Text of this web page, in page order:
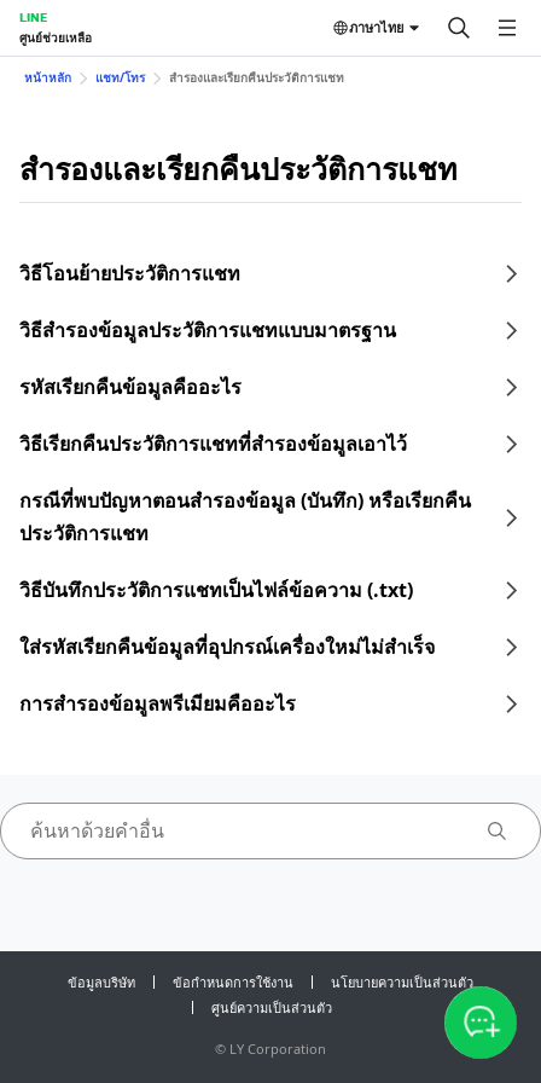
LINE
ศูนย์ช่วยเหลือ
ภาษาไทย
หน้าหลัก แชท/โทร สำรองและเรียกคืนประวัติการแชท
สำรองและเรียกคืนประวัติการแชท
วิธีโอนย้ายประวัติการแชท
วิธีสำรองข้อมูลประวัติการแชทแบบมาตรฐาน
รหัสเรียกคืนข้อมูลคืออะไร
วิธีเรียกคืนประวัติการแชทที่สำรองข้อมูลเอาไว้
กรณีที่พบปัญหาตอนสำรองข้อมูล (บันทึก) หรือเรียกคืน
ประวัติการแชท
วิธีบันทึกประวัติการแชทเป็นไฟล์ข้อความ (.txt)
ใส่รหัสเรียกคืนข้อมูลที่อุปกรณ์เครื่องใหม่ไม่สำเร็จ
การสำรองข้อมูลพรีเมียมคืออะไร
ข้อมูลบริษัท ข้อกำหนดการใช้งาน
นโยบายความเป็นส่วนตัว
ศูนย์ความเป็นส่วนตัว
© LY Corporation